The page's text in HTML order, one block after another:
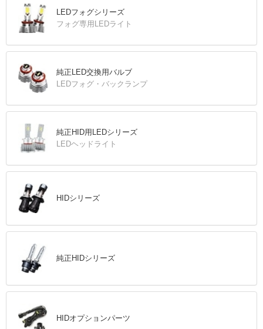
LEDフォグシリーズ
フォグ専用LEDライト
純正LED交換用バルブ
LEDフォグ・バックランプ
純正HID用LEDシリーズ
LEDヘッドライト
HIDシリーズ
純正HIDシリーズ
HIDオプションパーツ